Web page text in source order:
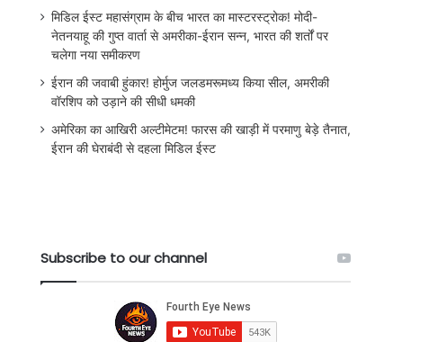
मिडिल ईस्ट महासंग्राम के बीच भारत का मास्टरस्ट्रोक! मोदी-
नेतनयाहू की गुप्त वार्ता से अमरीका-ईरान सन्न, भारत की शर्तों पर
चलेगा नया समीकरण
ईरान की जवाबी हुंकार! होर्मुज जलडमरूमध्य किया सील, अमरीकी
वॉरशिप को उड़ाने की सीधी धमकी
अमेरिका का आखिरी अल्टीमेटम! फारस की खाड़ी में परमाणु बेड़े तैनात,
ईरान की घेराबंदी से दहला मिडिल ईस्ट
Subscribe to our channel